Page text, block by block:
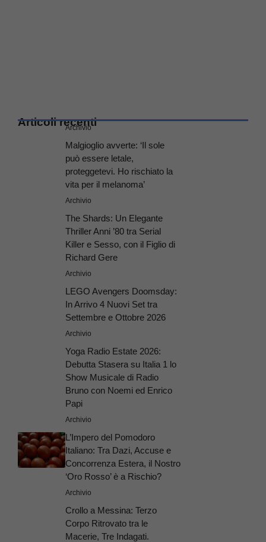
Articoli recenti
Archivio
Malgioglio avverte: ‘Il sole
può essere letale,
proteggetevi. Ho rischiato la
vita per il melanoma’
Archivio
The Shards: Un Elegante
Thriller Anni ’80 tra Serial
Killer e Sesso, con il Figlio di
Richard Gere
Archivio
LEGO Avengers Doomsday:
In Arrivo 4 Nuovi Set tra
Settembre e Ottobre 2026
Archivio
Yoga Radio Estate 2026:
Debutta Stasera su Italia 1 lo
Show Musicale di Radio
Bruno con Noemi ed Enrico
Papi
Archivio
L’Impero del Pomodoro
Italiano: Tra Dazi, Accuse e
Concorrenza Estera, il Nostro
‘Oro Rosso’ è a Rischio?
Archivio
Crollo a Messina: Terzo
Corpo Ritrovato tra le
Macerie, Tre Indagati.